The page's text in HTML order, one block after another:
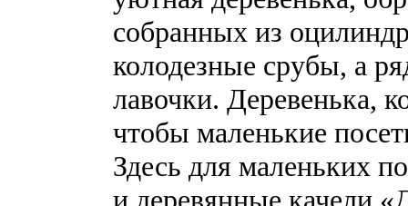
собранных из
колодезные срубы, а
лавочки. Деревенька,
чтобы маленькие
Здесь для маленьких